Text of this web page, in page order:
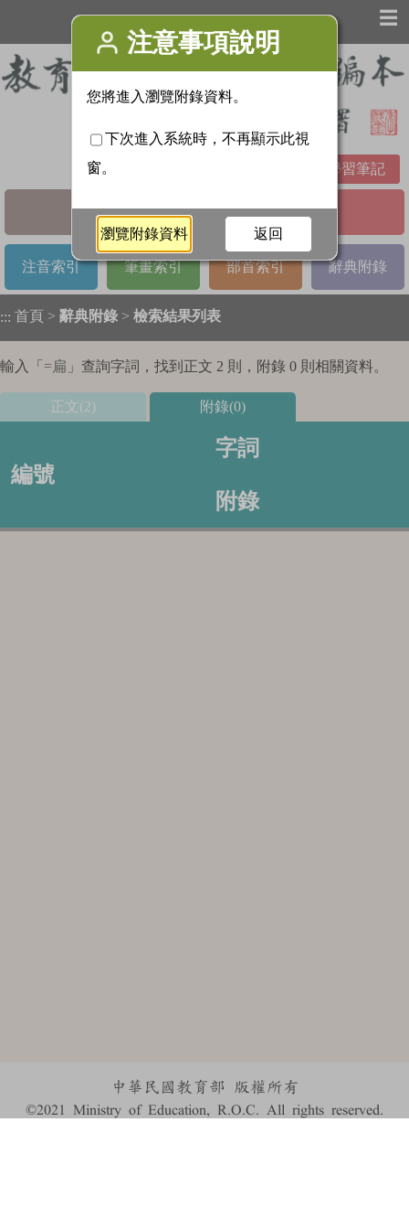
☰
學習筆記
基本檢索 進階檢索
注音索引 筆畫索引 部首索引 辭典附錄
::: 首頁 > 辭典附錄 > 檢索結果列表
輸入「 =扁 」查詢字詞，找到正文 2 則，附錄 0 則相關資料。
正文(2) 附錄(0)
編號
字詞
附錄
中華民國教育部 版權所有
©2021 Ministry of Education, R.O.C. All rights reserved.